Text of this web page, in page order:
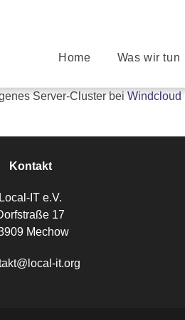
Home Was wir tun
Server-Cluster bei Windcloud
Kontakt
Local-IT e.V.
17
Mechow
it.org